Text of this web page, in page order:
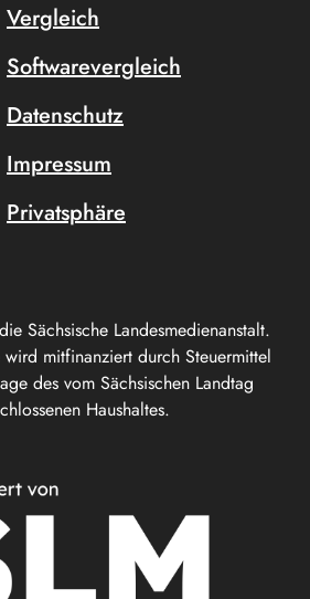
Sächsische Landesmedienanstalt.
wird mitfinanziert durch Steuermittel
des vom Sächsischen Landtag
Haushaltes.
Vergleich
Softwarevergleich
Datenschutz
Impressum
Privatsphäre